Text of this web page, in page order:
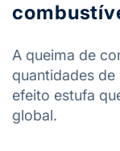
A queima de
quantidades
efeito estufa
global.